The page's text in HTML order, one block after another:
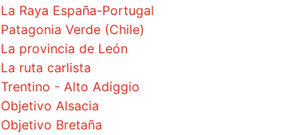
La Raya España-Portugal
Patagonia Verde (Chile)
La provincia de León
La ruta carlista
Trentino - Alto Adiggio
Objetivo Alsacia
Objetivo Bretaña